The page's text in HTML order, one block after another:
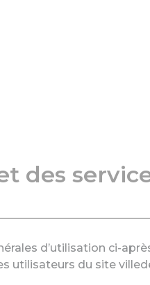
des
d’utilisation ci-
utilisateurs du site